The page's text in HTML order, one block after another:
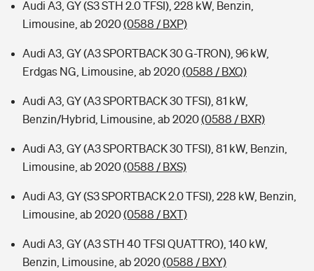
Audi A3, GY (S3 STH 2.0 TFSI), 228 kW, Benzin,
Limousine, ab 2020(0588 / BXP)
Audi A3, GY (A3 SPORTBACK 30 G-TRON), 96 kW,
Erdgas NG, Limousine, ab 2020(0588 / BXQ)
Audi A3, GY (A3 SPORTBACK 30 TFSI), 81 kW,
Benzin/Hybrid, Limousine, ab 2020(0588 / BXR)
Audi A3, GY (A3 SPORTBACK 30 TFSI), 81 kW, Benzin,
Limousine, ab 2020(0588 / BXS)
Audi A3, GY (S3 SPORTBACK 2.0 TFSI), 228 kW, Benzin,
Limousine, ab 2020(0588 / BXT)
Audi A3, GY (A3 STH 40 TFSI QUATTRO), 140 kW,
Benzin, Limousine, ab 2020(0588 / BXY)